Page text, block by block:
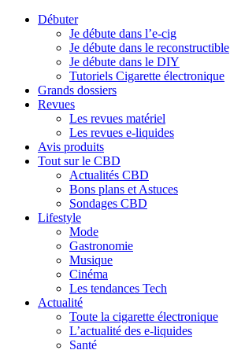
Débuter
Je débute dans l’e-cig
Je débute dans le reconstructible
Je débute dans le DIY
Tutoriels Cigarette électronique
Grands dossiers
Revues
Les revues matériel
Les revues e-liquides
Avis produits
Tout sur le CBD
Actualités CBD
Bons plans et Astuces
Sondages CBD
Lifestyle
Mode
Gastronomie
Musique
Cinéma
Les tendances Tech
Actualité
Toute la cigarette électronique
L’actualité des e-liquides
Santé